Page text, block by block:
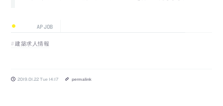
AP JOB
建築求人情報
2019.01.22 Tue 14:17 permalink